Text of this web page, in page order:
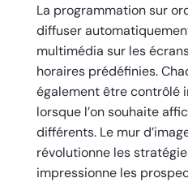
La programmation sur
diffuser
multimédia sur les
horaires prédéfinies.
également être contrôlé
lorsque l’on souhaite
différents. Le mur
révolutionne les
impressionne les